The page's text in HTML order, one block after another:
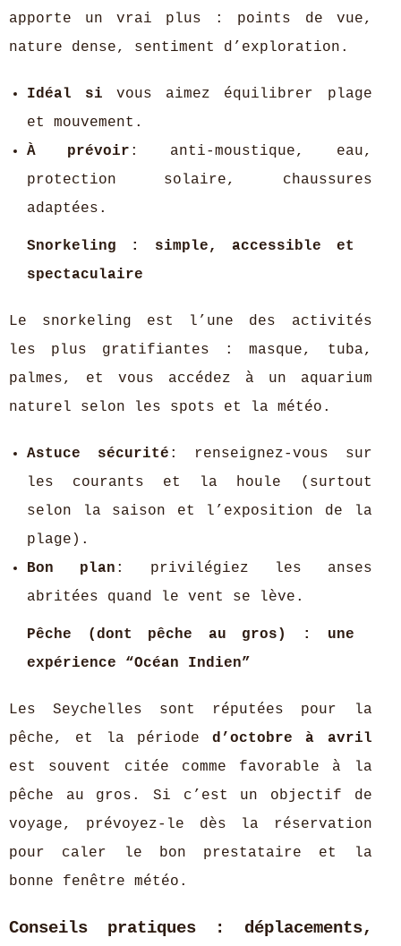
apporte un vrai plus : points de vue,
nature dense, sentiment d’exploration.
Idéal si vous aimez équilibrer plage
et mouvement.
À prévoir : anti-moustique, eau,
protection solaire, chaussures
adaptées.
Snorkeling : simple, accessible et
spectaculaire
Le snorkeling est l’une des activités
les plus gratifiantes : masque, tuba,
palmes, et vous accédez à un aquarium
naturel selon les spots et la météo.
Astuce sécurité : renseignez-vous sur
les courants et la houle (surtout
selon la saison et l’exposition de la
plage).
Bon plan : privilégiez les anses
abritées quand le vent se lève.
Pêche (dont pêche au gros) : une
expérience “Océan Indien”
Les Seychelles sont réputées pour la
pêche, et la périoded’octobre à avril
est souvent citée comme favorable à la
pêche au gros. Si c’est un objectif de
voyage, prévoyez-le dès la réservation
pour caler le bon prestataire et la
bonne fenêtre météo.
Conseils pratiques : déplacements,